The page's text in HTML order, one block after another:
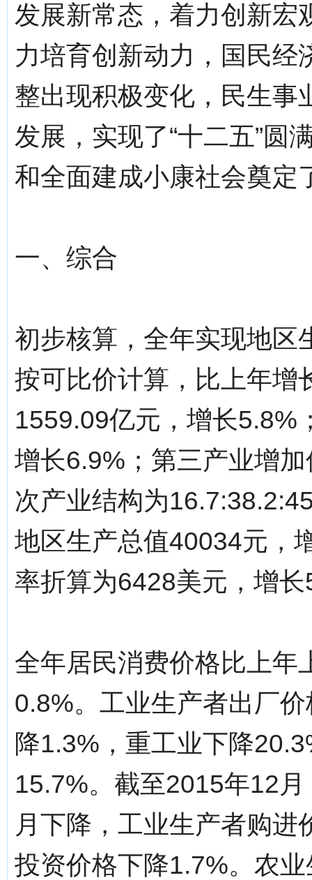
发展新常态，着力创新宏
力培育创新动力，国民经
整出现积极变化，民生事
发展，实现了“十二五”圆
和全面建成小康社会奠定
一、综合
初步核算，全年实现地区
按可比价计算，比上年增
1559.09亿元，增长5.8%
增长6.9%；第三产业增
次产业结构为
地区生产总值40034元，
率折算为6428美元，增
全年居民消费价格比上年
0.8%。工业生产者出厂
降1.3%，重工业下降
15.7%。截至2015年12
月下降，工业生产者购
投资价格下降1.7%。农